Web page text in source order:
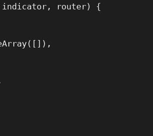
router) {